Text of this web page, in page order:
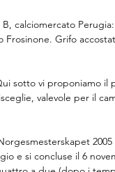
B, calciomercato
Frosinone. Grifo
sotto vi proponiamo il
valevole per il
e si concluse il 6